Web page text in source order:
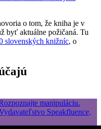
o tom, že kniha je v
byť aktuálne požičaná. Tu
slovenských knižníc, o